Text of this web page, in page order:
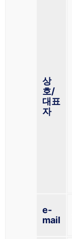
상
호/
대표
자
e-
mail